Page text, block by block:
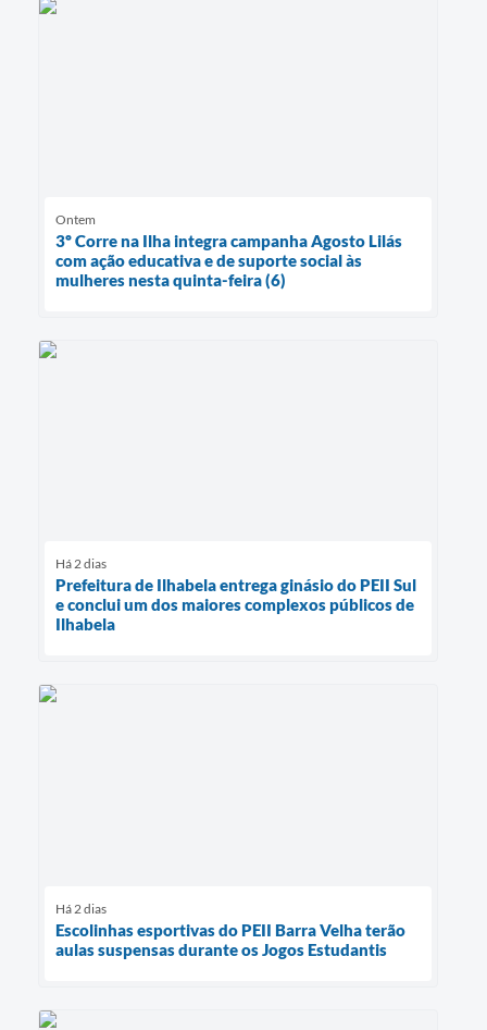
Ontem
3º Corre na Ilha integra campanha Agosto Lilás
com ação educativa e de suporte social às
mulheres nesta quinta-feira (6)
Há 2 dias
Prefeitura de Ilhabela entrega ginásio do PEII Sul
e conclui um dos maiores complexos públicos de
Ilhabela
Há 2 dias
Escolinhas esportivas do PEII Barra Velha terão
aulas suspensas durante os Jogos Estudantis